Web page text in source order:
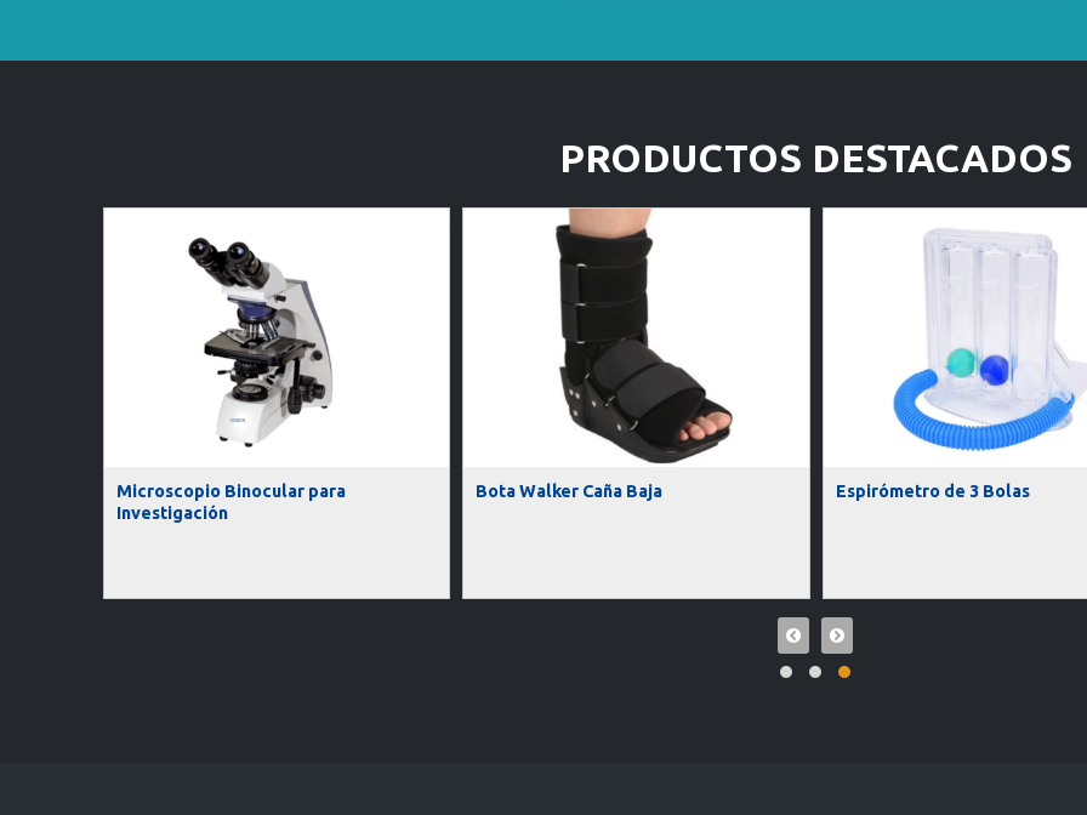
PRODUCTOS DESTACADOS
Microscopio Binocular para
Investigación
Bota Walker Caña Baja Espirómetro de 3 Bolas